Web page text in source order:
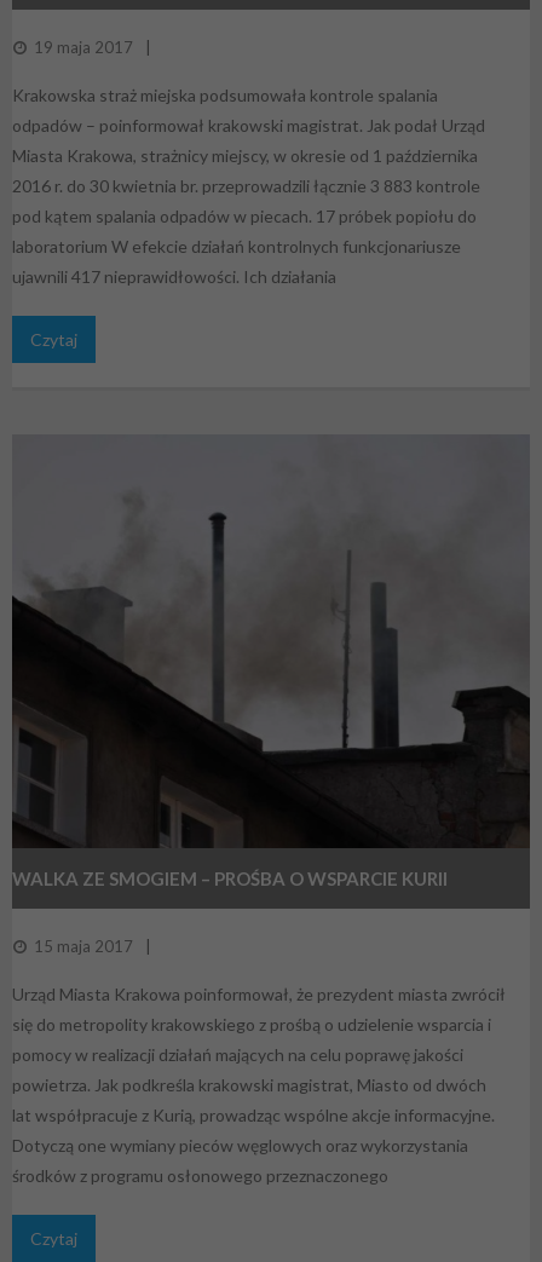
19 maja 2017
Krakowska straż miejska podsumowała kontrole spalania
odpadów – poinformował krakowski magistrat. Jak podał Urząd
Miasta Krakowa, strażnicy miejscy, w okresie od 1 października
2016 r. do 30 kwietnia br. przeprowadzili łącznie 3 883 kontrole
pod kątem spalania odpadów w piecach. 17 próbek popiołu do
laboratorium W efekcie działań kontrolnych funkcjonariusze
ujawnili 417 nieprawidłowości. Ich działania
Czytaj
WALKA ZE SMOGIEM – PROŚBA O WSPARCIE KURII
15 maja 2017
Urząd Miasta Krakowa poinformował, że prezydent miasta zwrócił
się do metropolity krakowskiego z prośbą o udzielenie wsparcia i
pomocy w realizacji działań mających na celu poprawę jakości
powietrza. Jak podkreśla krakowski magistrat, Miasto od dwóch
lat współpracuje z Kurią, prowadząc wspólne akcje informacyjne.
Dotyczą one wymiany pieców węglowych oraz wykorzystania
środków z programu osłonowego przeznaczonego
Czytaj